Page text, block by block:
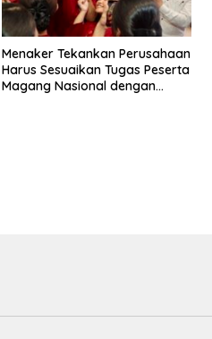
Menaker Tekankan Perusahaan
Harus Sesuaikan Tugas Peserta
Magang Nasional dengan